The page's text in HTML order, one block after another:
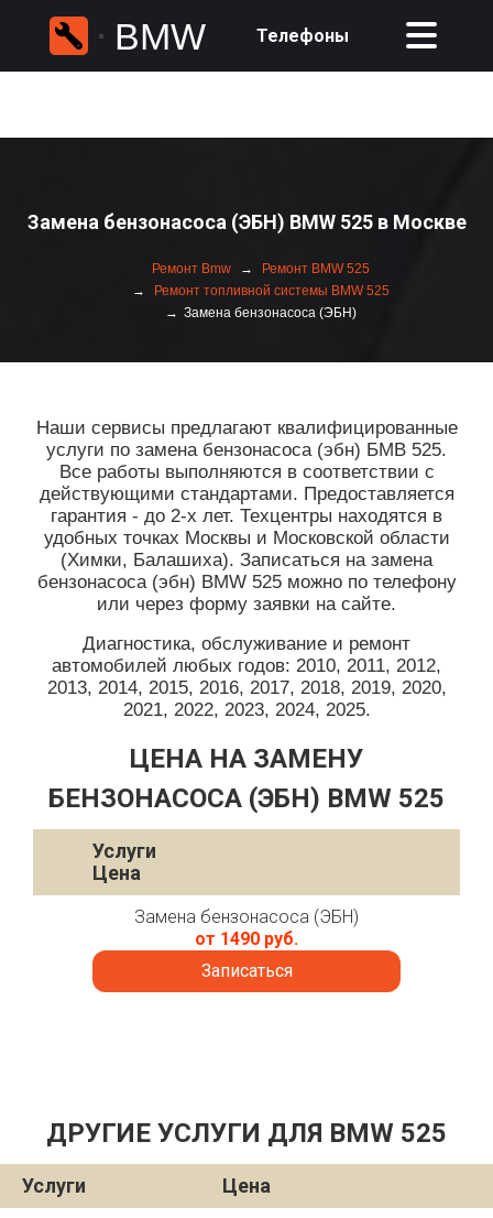
BMW Телефоны
Замена бензонасоса (ЭБН) BMW 525 в Москве
Ремонт Bmw
Ремонт BMW 525
Ремонт топливной системы BMW 525
Замена бензонасоса (ЭБН)
Наши сервисы предлагают квалифицированные
услуги по замена бензонасоса (эбн) БМВ 525.
Все работы выполняются в соответствии с
действующими стандартами. Предоставляется
гарантия - до 2-х лет. Техцентры находятся в
удобных точках Москвы и Московской области
(Химки, Балашиха). Записаться на замена
бензонасоса (эбн) BMW 525 можно по телефону
или через форму заявки на сайте.
Диагностика, обслуживание и ремонт
автомобилей любых годов: 2010, 2011, 2012,
2013, 2014, 2015, 2016, 2017, 2018, 2019, 2020,
2021, 2022, 2023, 2024, 2025.
ЦЕНА НА ЗАМЕНУ
БЕНЗОНАСОСА (ЭБН) BMW 525
Услуги
Цена
Замена бензонасоса (ЭБН)
от 1490 руб.
Записаться
ДРУГИЕ УСЛУГИ ДЛЯ BMW 525
Услуги Цена